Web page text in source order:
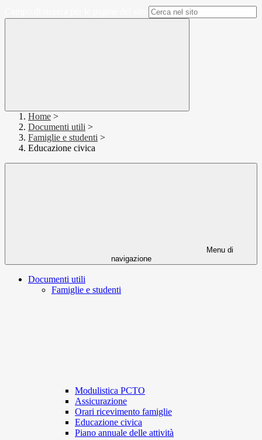
Home >
Documenti utili >
Famiglie e studenti >
Educazione civica
Menu di
navigazione
Documenti utili
Famiglie e studenti
Modulistica PCTO
Assicurazione
Orari ricevimento famiglie
Educazione civica
Piano annuale delle attività